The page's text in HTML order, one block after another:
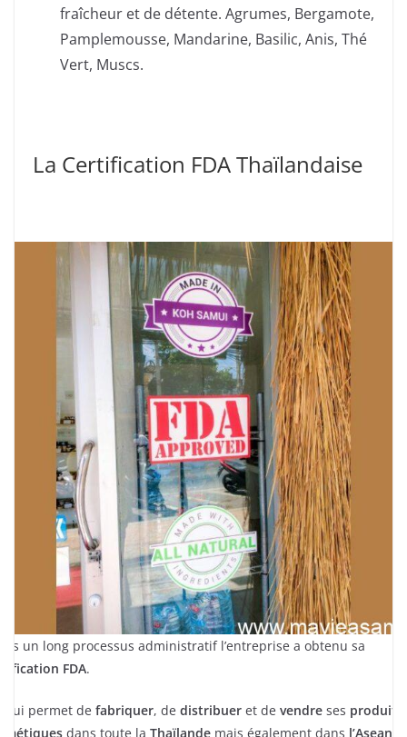
fraîcheur et de détente. Agrumes, Bergamote,
Pamplemousse, Mandarine, Basilic, Anis, Thé
Vert, Muscs.
La Certification FDA Thaïlandaise
un long processus administratif l’entreprise a obtenu sa
FDA.
lui permet defabriquer, dedistribueret devendreses produits
dans toute laThaïlande mais également dans l’Asean